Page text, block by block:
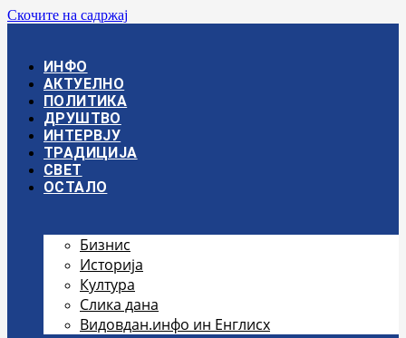
Скочите на садржај
ИНФО
АКТУЕЛНО
ПОЛИТИКА
ДРУШТВО
ИНТЕРВЈУ
ТРАДИЦИЈА
СВЕТ
ОСТАЛО
Бизнис
Историја
Култура
Слика дана
Видовдан.инфо ин Енглисх